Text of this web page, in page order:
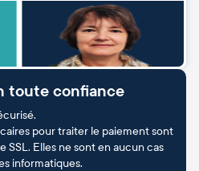
toute confiance
pour traiter le paiement sont
Elles ne sont en aucun cas
informatiques.